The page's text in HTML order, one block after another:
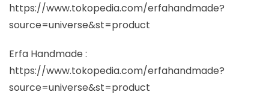
https://www.tokopedia.com/erfahandmade?
source=universe&st=product
Erfa Handmade :
https://www.tokopedia.com/erfahandmade?
source=universe&st=product